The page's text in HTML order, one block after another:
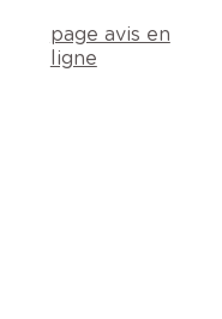
page avis en
ligne